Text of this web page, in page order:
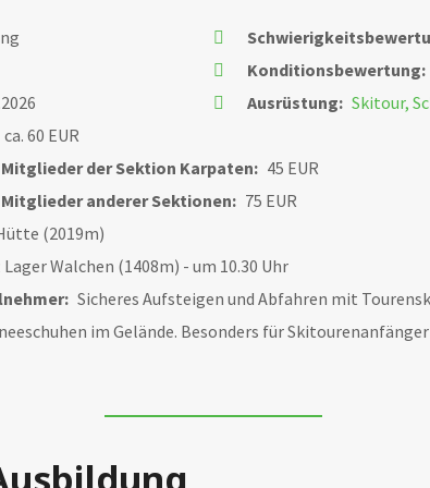
ca. 60 EUR
Konditionsbewertung:
Ausrüstung: Skitour,
der Sektion Karpaten: 45 EUR
anderer Sektionen: 75 EUR
(2019m)
Walchen (1408m) - um 10.30 Uhr
Sicheres Aufsteigen und Abfahren mit
im Gelände. Besonders für